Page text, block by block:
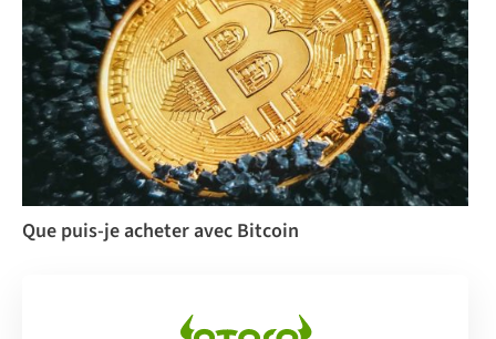
Que puis-je acheter avec Bitcoin